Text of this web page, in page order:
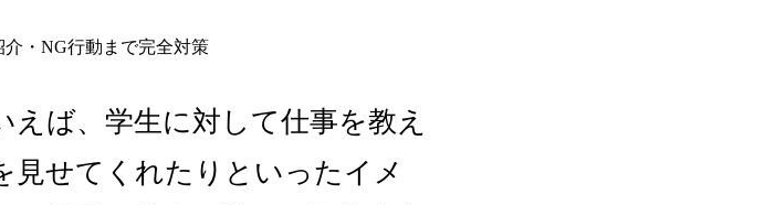
ば、学生に対して仕事を教え
見せてくれたりといったイメ